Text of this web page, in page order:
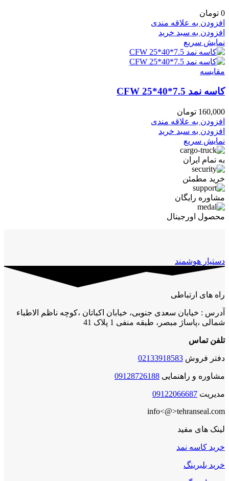
0 تومان
افزودن به علاقه مندی
افزودن به سبد خرید
نمایش سریع
مقايسه
کاسه نمد CFW 25*40*7.5
160,000 تومان
افزودن به علاقه مندی
افزودن به سبد خرید
نمایش سریع
به تمام ایران
خرید مطمئن
مشاوره رایگان
محصول اورجینال
دستیار هوشمند
راه های ارتباطی
آدرس : خیابان سعدی جنوبی، خیابان اکباتان ،کوچه ناظم الاطباء
شمالی ،پاساژ مبصر، طبقه منفی 1 پلاک 41
تلفن تماس
دفتر فروش 02133918583
مشاوره و راهنمایی 09128726188
مدیریت 09122066687
info<@>tehranseal.com
لینک های مفید
خرید کاسه نمد
خرید بلبرینگ